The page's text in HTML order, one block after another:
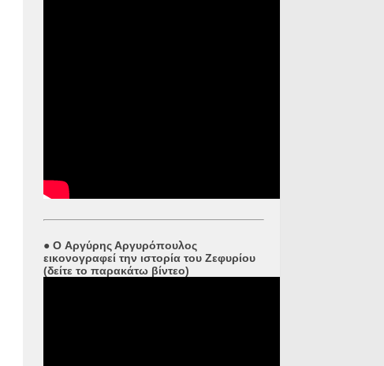
● O Αργύρης Αργυρόπουλος
εικονογραφεί την ιστορία του Ζεφυρίου
(δείτε το παρακάτω βίντεο)